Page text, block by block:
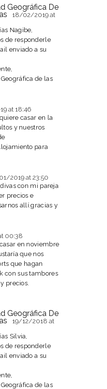
Geográfica De
18/02/2019 at
Nagibe,
de responderle
enviado a su
de las
at 18:46
casar en la
y nuestros
para
2019at 23:50
con mi pareja
precios e
allí.gracias y
00:38
en noviembre
que nos
que hagan
con sus tambores
precios.
Geográfica De
19/12/2018 at
Silvia,
de responderle
enviado a su
de las